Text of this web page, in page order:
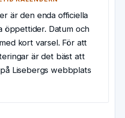
är den enda officiella
öppettider. Datum och
kort varsel. För att
är det bäst att
Lisebergs webbplats